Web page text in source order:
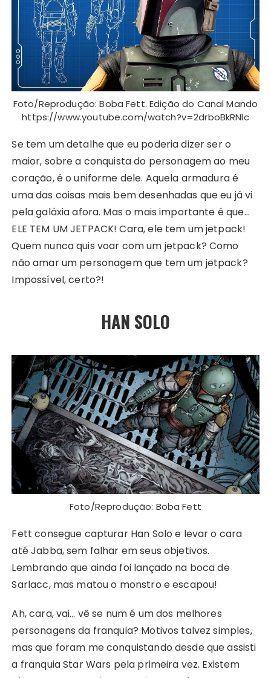
Foto/Reprodução: Boba Fett. Edição do Canal Mando
https://www.youtube.com/watch?v=2drboBkRNlc
Se tem um detalhe que eu poderia dizer ser o
maior, sobre a conquista do personagem ao meu
coração, é o uniforme dele. Aquela armadura é
uma das coisas mais bem desenhadas que eu já vi
pela galáxia afora. Mas o mais importante é que…
ELE TEM UM JETPACK! Cara, ele tem um jetpack!
Quem nunca quis voar com um jetpack? Como
não amar um personagem que tem um jetpack?
Impossível, certo?!
HAN SOLO
Foto/Reprodução: Boba Fett
Fett consegue capturar Han Solo e levar o cara
até Jabba, sem falhar em seus objetivos.
Lembrando que ainda foi lançado na boca de
Sarlacc, mas matou o monstro e escapou!
Ah, cara, vai… vê se num é um dos melhores
personagens da franquia? Motivos talvez simples,
mas que foram me conquistando desde que assisti
a franquia Star Wars pela primeira vez. Existem